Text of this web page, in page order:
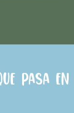
pasa en